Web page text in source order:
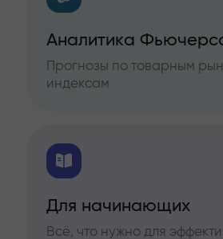
Аналитика
Прогнозы по товарным
индексам
Для начинающих
Всё, что нужно для